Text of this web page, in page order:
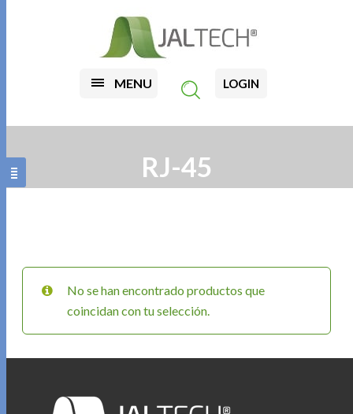
MENU LOGIN
RJ-45
No se han encontrado productos que
coincidan con tu selección.